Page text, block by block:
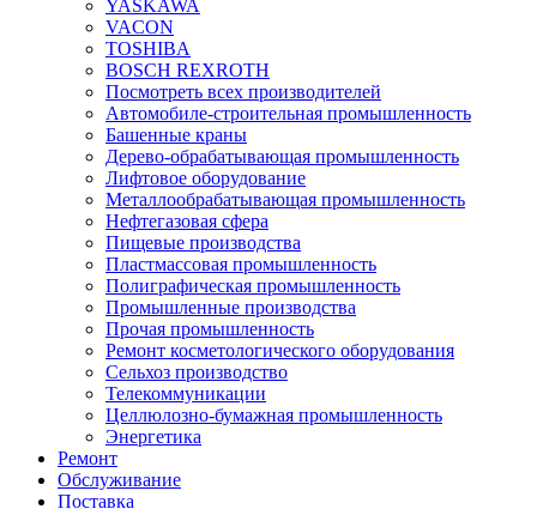
YASKAWA
VACON
TOSHIBA
BOSCH REXROTH
Посмотреть всех производителей
Автомобиле-строительная промышленность
Башенные краны
Дерево-обрабатывающая промышленность
Лифтовое оборудование
Металлообрабатывающая промышленность
Нефтегазовая сфера
Пищевые производства
Пластмассовая промышленность
Полиграфическая промышленность
Промышленные производства
Прочая промышленность
Ремонт косметологического оборудования
Сельхоз производство
Телекоммуникации
Целлюлозно-бумажная промышленность
Энергетика
Ремонт
Обслуживание
Поставка